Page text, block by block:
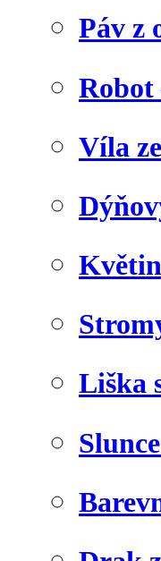
Páv z
Robot
Víla
Liška